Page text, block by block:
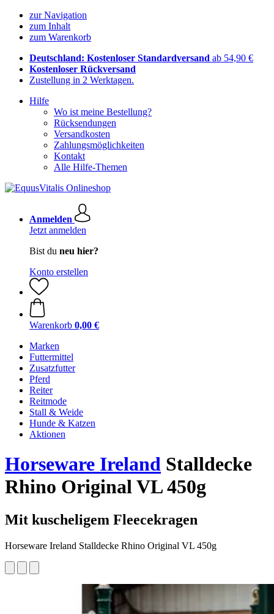
zur Navigation
zum Inhalt
zum Warenkorb
Deutschland: Kostenloser Standardversand ab 54,90 €
Kostenloser Rückversand
Zustellung in 2 Werktagen.
Hilfe
Wo ist meine Bestellung?
Rücksendungen
Versandkosten
Zahlungsmöglichkeiten
Kontakt
Alle Hilfe-Themen
Anmelden
Jetzt anmelden
Bist du neu hier?
Konto erstellen
Warenkorb 0,00 €
Marken
Futtermittel
Zusatzfutter
Pferd
Reiter
Reitmode
Stall & Weide
Hunde & Katzen
Aktionen
Horseware Ireland Stalldecke
Rhino Original VL 450g
Mit kuscheligem Fleecekragen
Horseware Ireland Stalldecke Rhino Original VL 450g